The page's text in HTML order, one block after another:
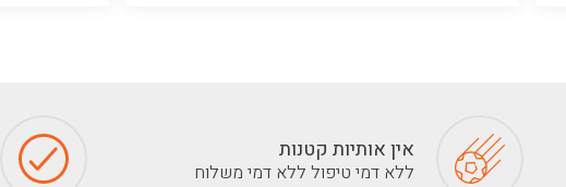
אין אותיות קטנות
ללא דמי טיפול ללא דמי משלוח